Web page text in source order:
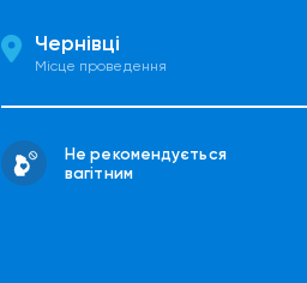
Чернівці
Місце проведення
Не рекомендується
вагітним